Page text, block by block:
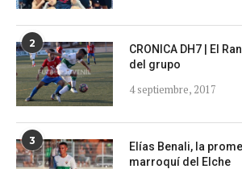
2
CRONICA DH7 | El
del grupo
4 septiembre, 2017
3
Elías Benali, la
marroquí del Elche